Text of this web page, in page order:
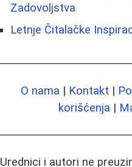
Zadovoljstva
Letnje Čitalačke
O nama | Kontakt |
korišćenja |
Urednici i autori ne